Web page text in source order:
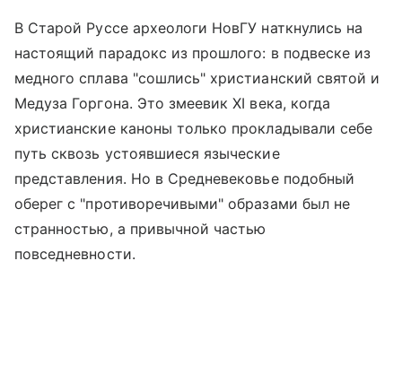
В Старой Руссе археологи НовГУ наткнулись на
настоящий парадокс из прошлого: в подвеске из
медного сплава "сошлись" христианский святой и
Медуза Горгона. Это змеевик XI века, когда
христианские каноны только прокладывали себе
путь сквозь устоявшиеся языческие
представления. Но в Средневековье подобный
оберег с "противоречивыми" образами был не
странностью, а привычной частью
повседневности.